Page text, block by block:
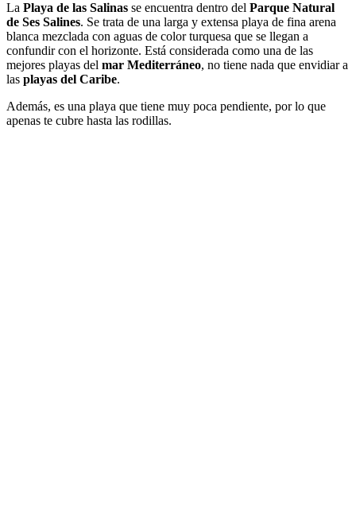
La Playa de las Salinas se encuentra dentro del Parque Natural
de Ses Salines. Se trata de una larga y extensa playa de fina arena
blanca mezclada con aguas de color turquesa que se llegan a
confundir con el horizonte. Está considerada como una de las
mejores playas del mar Mediterráneo, no tiene nada que envidiar a
las playas del Caribe.
Además, es una playa que tiene muy poca pendiente, por lo que
apenas te cubre hasta las rodillas.